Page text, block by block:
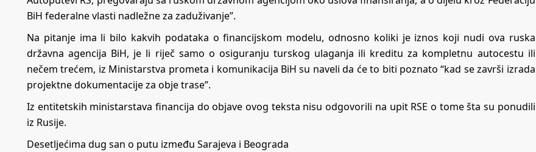
BiH federalne vlasti nadležne za zaduživanje”.
Na pitanje ima li bilo kakvih podataka o financijskom modelu, odnosno koliki je iznos koji nudi ova ruska
državna agencija BiH, je li riječ samo o osiguranju turskog ulaganja ili kreditu za kompletnu autocestu ili
nečem trećem, iz Ministarstva prometa i komunikacija BiH su naveli da će to biti poznato “kad se završi izrada
projektne dokumentacije za obje trase”.
Iz entitetskih ministarstava financija do objave ovog teksta nisu odgovorili na upit RSE o tome šta su ponudili
iz Rusije.
Desetljećima dug san o putu između Sarajeva i Beograda